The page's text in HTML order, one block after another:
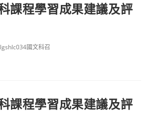
課程學習成果建議及評
國文科召
課程學習成果建議及評